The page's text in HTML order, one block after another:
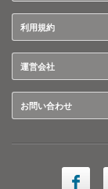
利用規約
運営会社
お問い合わせ